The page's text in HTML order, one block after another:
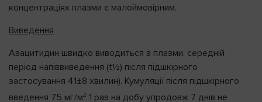
концентраціях плазми є малоймовірним.
Виведення
Азацитидин швидко виводиться з плазми, середній
період напіввиведення (t½) після підшкірного
застосування 41±8 хвилин). Кумуляції після підшкірного
введення 75 мг/м2 1 раз на добу упродовж 7 днів не